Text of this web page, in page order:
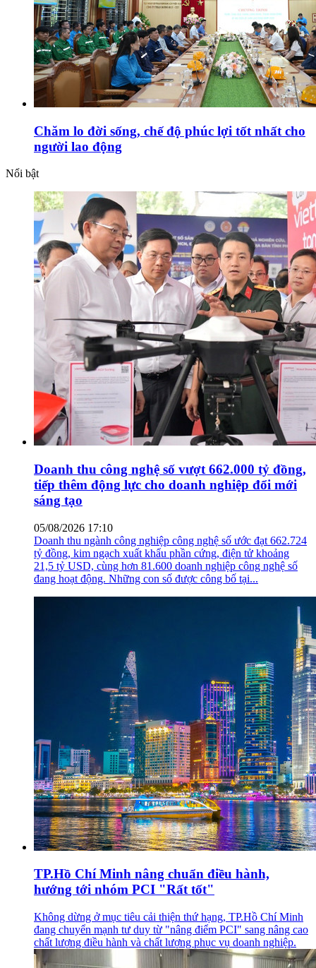
Chăm lo đời sống, chế độ phúc lợi tốt nhất cho
người lao động
Nổi bật
Doanh thu công nghệ số vượt 662.000 tỷ đồng,
tiếp thêm động lực cho doanh nghiệp đổi mới
sáng tạo
05/08/2026 17:10
Doanh thu ngành công nghiệp công nghệ số ước đạt 662.724
tỷ đồng, kim ngạch xuất khẩu phần cứng, điện tử khoảng
21,5 tỷ USD, cùng hơn 81.600 doanh nghiệp công nghệ số
đang hoạt động. Những con số được công bố tại...
TP.Hồ Chí Minh nâng chuẩn điều hành,
hướng tới nhóm PCI "Rất tốt"
Không dừng ở mục tiêu cải thiện thứ hạng, TP.Hồ Chí Minh
đang chuyển mạnh tư duy từ "nâng điểm PCI" sang nâng cao
chất lượng điều hành và chất lượng phục vụ doanh nghiệp.